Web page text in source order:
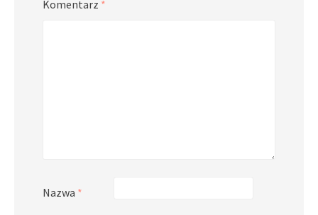
Komentarz *
Nazwa *